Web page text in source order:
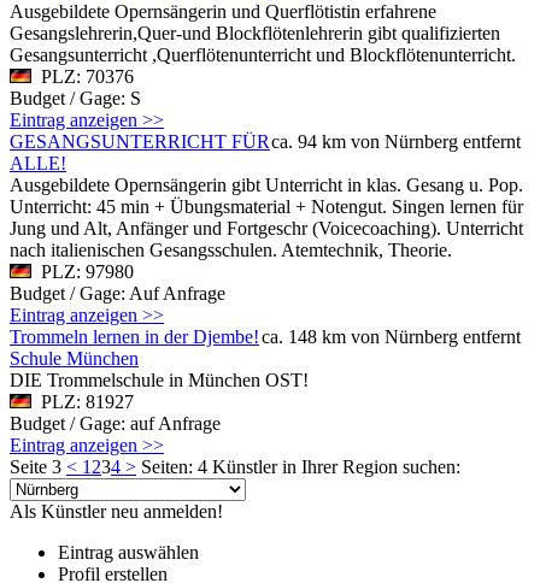
Ausgebildete Opernsängerin und Querflötistin erfahrene
Gesangslehrerin,Quer-und Blockflötenlehrerin gibt qualifizierten
Gesangsunterricht ,Querflötenunterricht und Blockflötenunterricht.
PLZ: 70376
Budget / Gage: S
Eintrag anzeigen >>
ca. 94 km von Nürnberg entfernt
GESANGSUNTERRICHT FÜR
ALLE!
Ausgebildete Opernsängerin gibt Unterricht in klas. Gesang u. Pop.
Unterricht: 45 min + Übungsmaterial + Notengut. Singen lernen für
Jung und Alt, Anfänger und Fortgeschr (Voicecoaching). Unterricht
nach italienischen Gesangsschulen. Atemtechnik, Theorie.
PLZ: 97980
Budget / Gage: Auf Anfrage
Eintrag anzeigen >>
ca. 148 km von Nürnberg entfernt
Trommeln lernen in der Djembe!
Schule München
DIE Trommelschule in München OST!
PLZ: 81927
Budget / Gage: auf Anfrage
Eintrag anzeigen >>
Seite 3 < 1 234 > Seiten: 4 Künstler in Ihrer Region suchen:
Als Künstler neu anmelden!
Eintrag auswählen
Profil erstellen